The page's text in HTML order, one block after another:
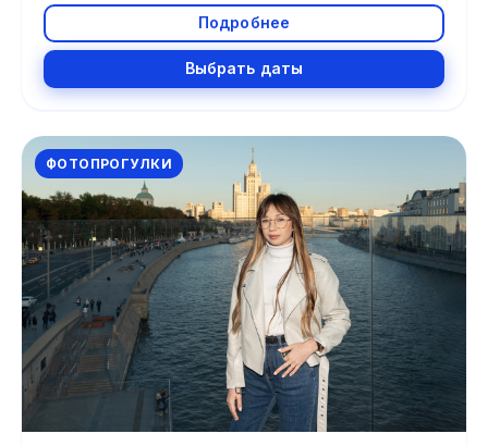
Подробнее
Выбрать даты
ФОТОПРОГУЛКИ